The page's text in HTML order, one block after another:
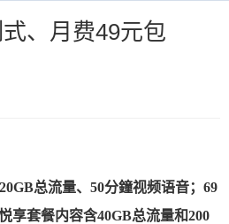
、月费49元包
总流量、50分鐘视频语音；69
享套餐内容含40GB总流量和200